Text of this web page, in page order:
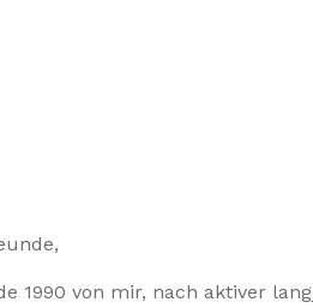
1990 von mir, nach aktiver